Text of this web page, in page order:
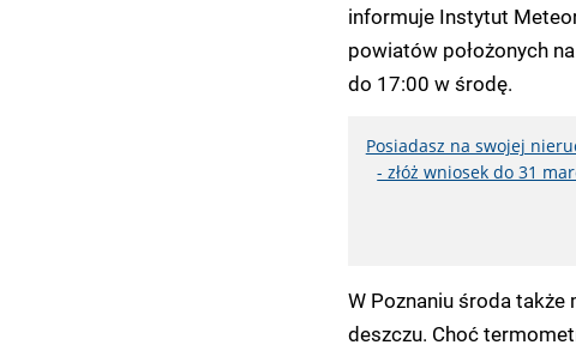
informuje Instytut
powiatów położonych
do 17:00 w środę.
Posiadasz na swojej
- złóż wniosek do 31
W Poznaniu środa
deszczu. Choć